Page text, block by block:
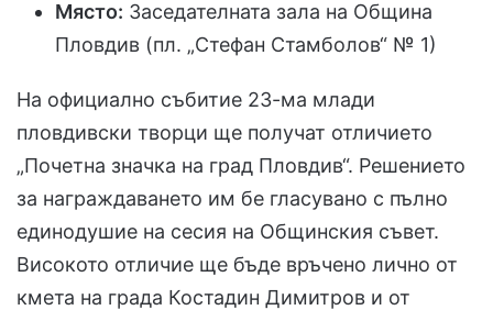
Място: Заседателната зала на Община
Пловдив (пл. „Стефан Стамболов“ № 1)
На официално събитие 23-ма млади
пловдивски творци ще получат отличието
„Почетна значка на град Пловдив“. Решението
за награждаването им бе гласувано с пълно
единодушие на сесия на Общинския съвет.
Високото отличие ще бъде връчено лично от
кмета на града Костадин Димитров и от